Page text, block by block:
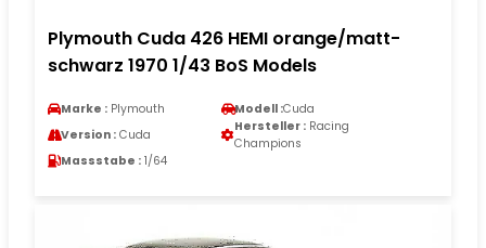
Plymouth Cuda 426 HEMI orange/matt-
schwarz 1970 1/43 BoS Models
Marke : Plymouth Modell :Cuda
Version : Cuda
Hersteller : Racing
Champions
Massstabe : 1/64